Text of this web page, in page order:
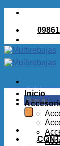
Saltar
contenido
Buscar
por:
Inicio